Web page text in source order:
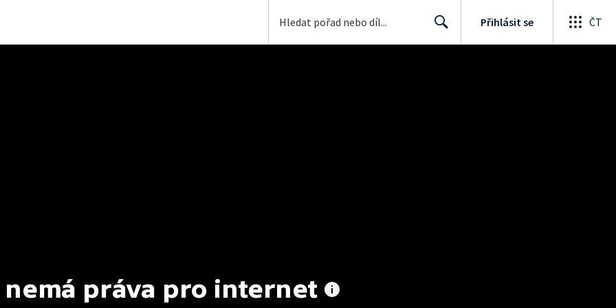
Přihlásit se ČT
nemá práva pro internet